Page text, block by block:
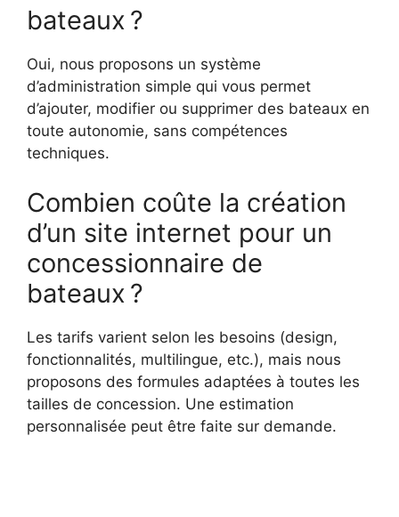
bateaux ?
Oui, nous proposons un système
d’administration simple qui vous permet
d’ajouter, modifier ou supprimer des bateaux en
toute autonomie, sans compétences
techniques.
Combien coûte la création
d’un site internet pour un
concessionnaire de
bateaux ?
Les tarifs varient selon les besoins (design,
fonctionnalités, multilingue, etc.), mais nous
proposons des formules adaptées à toutes les
tailles de concession. Une estimation
personnalisée peut être faite sur demande.